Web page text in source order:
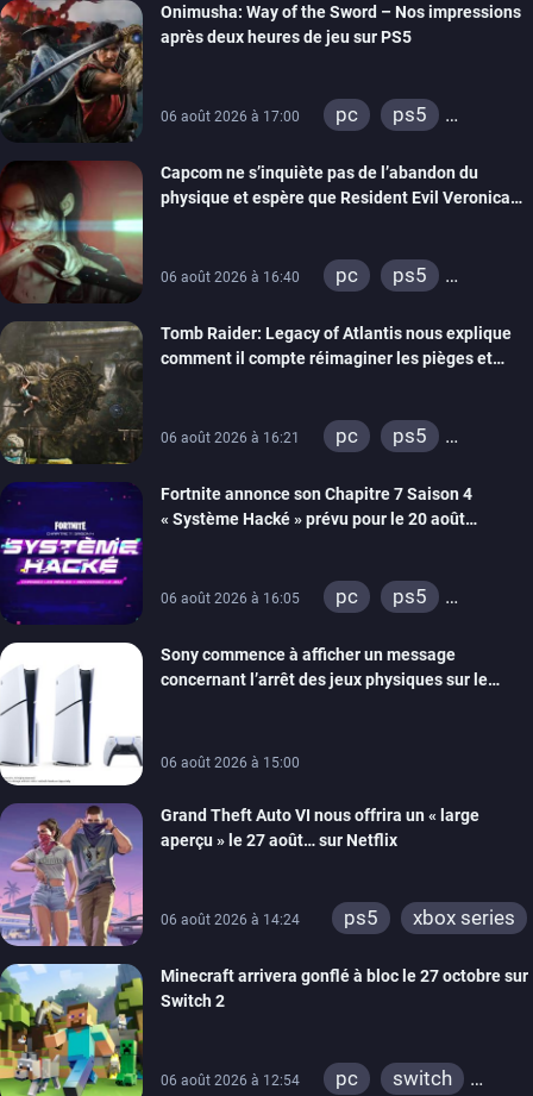
switch 2
Onimusha: Way of the Sword – Nos impressions
après deux heures de jeu sur PS5
06 août 2026 à 17:00 pc
ps5
switch 2
Capcom ne s’inquiète pas de l’abandon du
physique et espère que Resident Evil Veronica
06 août 2026 à 16:40 pc
ps5
switch 2
Tomb Raider: Legacy of Atlantis nous explique
comment il compte réimaginer les pièges et
06 août 2026 à 16:21 pc
ps5
switch 2
Fortnite annonce son Chapitre 7 Saison 4
« Système Hacké » prévu pour le 20 août
06 août 2026 à 16:05 pc
ps5
switch
ios
android
ps4
Sony commence à afficher un message
concernant l’arrêt des jeux physiques sur le
06 août 2026 à 15:00
Grand Theft Auto VI nous offrira un « large
aperçu » le 27 août… sur Netflix
06 août 2026 à 14:24 ps5 xbox series
Minecraft arrivera gonflé à bloc le 27 octobre sur
Switch 2
06 août 2026 à 12:54 pc
switch